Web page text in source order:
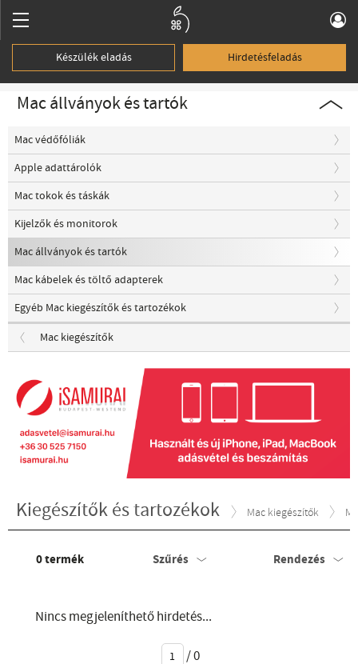
Készülék eladás Hirdetésfeladás
Mac állványok és tartók
Mac védőfóliák
Apple adattárolók
Mac tokok és táskák
Kijelzők és monitorok
Mac állványok és tartók
Mac kábelek és töltő adapterek
Egyéb Mac kiegészítők és tartozékok
Mac kiegészítők
Kiegészítők és tartozékok Mac kiegészítők
0termék Szűrés Rendezés
Nincs megjeleníthető hirdetés...
/0